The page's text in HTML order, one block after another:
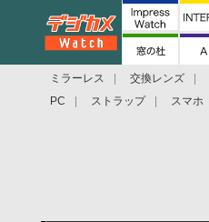
ミラーレス 交換レンズ
PC
ストラップ スマホ